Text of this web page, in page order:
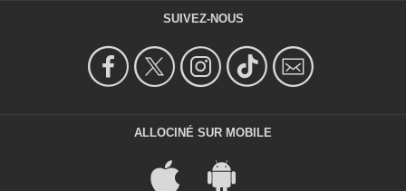
SUIVEZ-NOUS
ALLOCINÉ SUR MOBILE